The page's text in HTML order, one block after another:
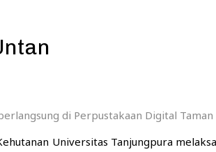
di Perpustakaan Digital
Universitas Tanjungpura